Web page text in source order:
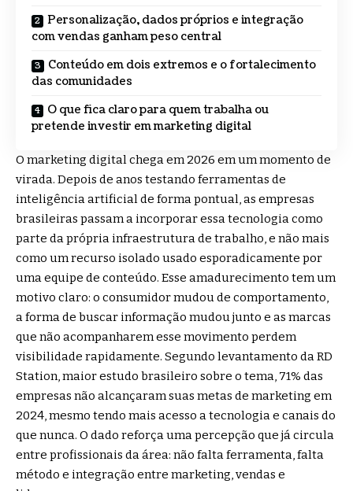
Personalização, dados próprios e integração
com vendas ganham peso central
Conteúdo em dois extremos e o fortalecimento
das comunidades
O que fica claro para quem trabalha ou
pretende investir em marketing digital
O marketing digital chega em 2026 em um momento de
virada. Depois de anos testando ferramentas de
inteligência artificial de forma pontual, as empresas
brasileiras passam a incorporar essa tecnologia como
parte da própria infraestrutura de trabalho, e não mais
como um recurso isolado usado esporadicamente por
uma equipe de conteúdo. Esse amadurecimento tem um
motivo claro: o consumidor mudou de comportamento,
a forma de buscar informação mudou junto e as marcas
que não acompanharem esse movimento perdem
visibilidade rapidamente. Segundo levantamento da RD
Station, maior estudo brasileiro sobre o tema, 71% das
empresas não alcançaram suas metas de marketing em
2024, mesmo tendo mais acesso a tecnologia e canais do
que nunca. O dado reforça uma percepção que já circula
entre profissionais da área: não falta ferramenta, falta
método e integração entre marketing, vendas e